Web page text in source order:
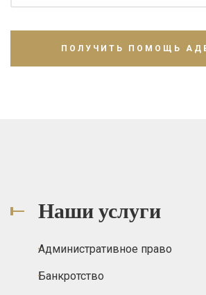
Наши услуги
Административное право
Банкротство